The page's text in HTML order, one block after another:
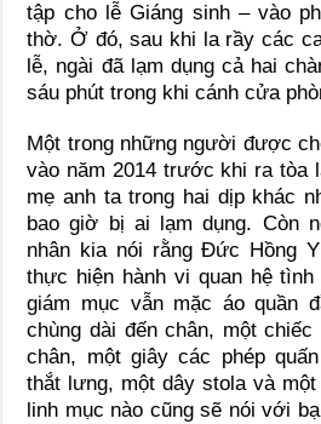
tập cho lễ Giáng sinh – vào
thờ. Ở đó, sau khi la rầy các
lễ, ngài đã lạm dụng cả hai
sáu phút trong khi cánh cửa
Một trong những người được
vào năm 2014 trước khi ra tòa
mẹ anh ta trong hai dịp khác
bao giờ bị ai lạm dụng. Còn
nhân kia nói rằng Đức Hồng
thực hiện hành vi quan hệ
giám mục vẫn mặc áo quần
chùng dài đến chân, một
chân, một giây các phép
thắt lưng, một dây stola và
linh mục nào cũng sẽ nói với